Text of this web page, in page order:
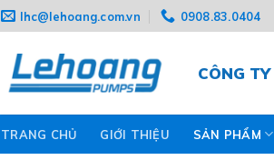
lhc@lehoang.com.vn 0908.83.0404
CÔNG
TRANG CHỦ GIỚI THIỆU SẢN PHẨM